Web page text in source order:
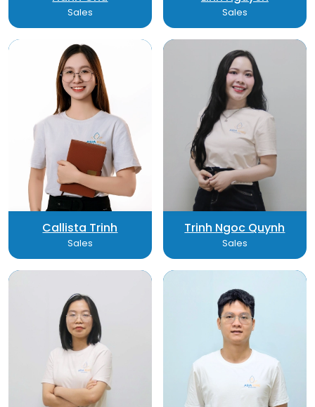
Sales Sales
Callista Trinh
Sales
Trinh Ngoc Quynh
Sales